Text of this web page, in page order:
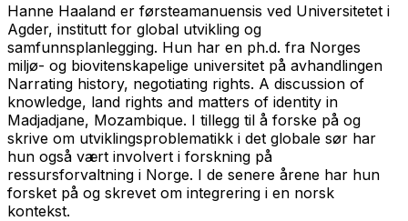
Hanne Haaland er førsteamanuensis ved Universitetet i
Agder, institutt for global utvikling og
samfunnsplanlegging. Hun har en ph.d. fra Norges
miljø- og biovitenskapelige universitet på avhandlingen
Narrating history, negotiating rights. A discussion of
knowledge, land rights and matters of identity in
Madjadjane, Mozambique. I tillegg til å forske på og
skrive om utviklingsproblematikk i det globale sør har
hun også vært involvert i forskning på
ressursforvaltning i Norge. I de senere årene har hun
forsket på og skrevet om integrering i en norsk
kontekst.